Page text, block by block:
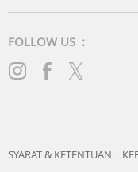
FOLLOW US :
SYARAT & KETENTUAN |